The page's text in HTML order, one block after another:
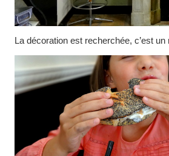
La décoration est recherchée, c’est